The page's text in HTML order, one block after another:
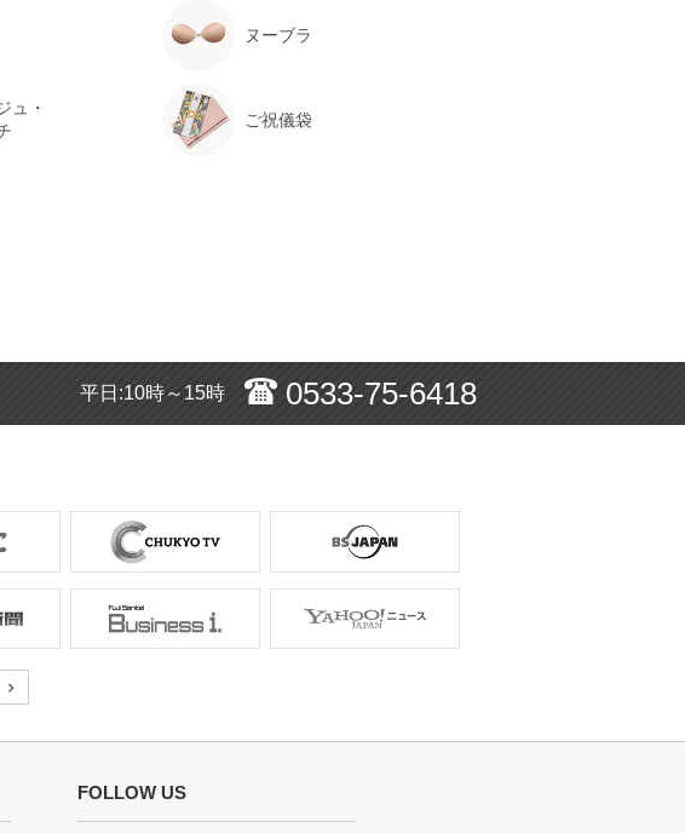
ュ・
ヌーブラ
ご祝儀袋
平日:10時～15時 0533-75-6418
FOLLOW US